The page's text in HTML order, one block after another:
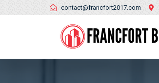
contact@francfort2017.com